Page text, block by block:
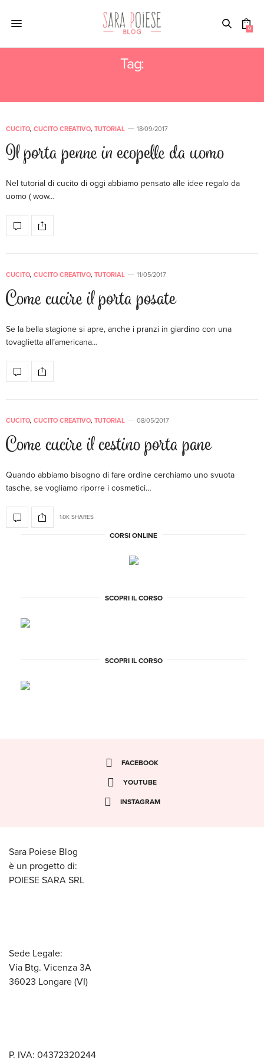
0
Tag:
CUCITO, CUCITO CREATIVO, TUTORIAL 18/09/2017
Il porta penne in ecopelle da uomo
Nel tutorial di cucito di oggi abbiamo pensato alle idee regalo da
uomo ( wow…
CUCITO, CUCITO CREATIVO, TUTORIAL 11/05/2017
Come cucire il porta posate
Se la bella stagione si apre, anche i pranzi in giardino con una
tovaglietta all’americana…
CUCITO, CUCITO CREATIVO, TUTORIAL 08/05/2017
Come cucire il cestino porta pane
Quando abbiamo bisogno di fare ordine cerchiamo uno svuota
tasche, se vogliamo riporre i cosmetici…
1.0K SHARES
CORSI ONLINE
SCOPRI IL CORSO
SCOPRI IL CORSO
FACEBOOK
YOUTUBE
INSTAGRAM
Sara Poiese Blog
è un progetto di:
POIESE SARA SRL
Sede Legale:
Via Btg. Vicenza 3A
36023 Longare (VI)
P. IVA: 04372320244